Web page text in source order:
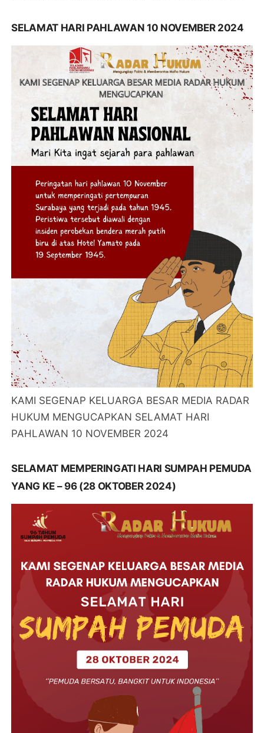
SELAMAT HARI PAHLAWAN 10 NOVEMBER 2024
KAMI SEGENAP KELUARGA BESAR MEDIA RADAR
HUKUM MENGUCAPKAN SELAMAT HARI
PAHLAWAN 10 NOVEMBER 2024
SELAMAT MEMPERINGATI HARI SUMPAH PEMUDA
YANG KE – 96 (28 OKTOBER 2024)